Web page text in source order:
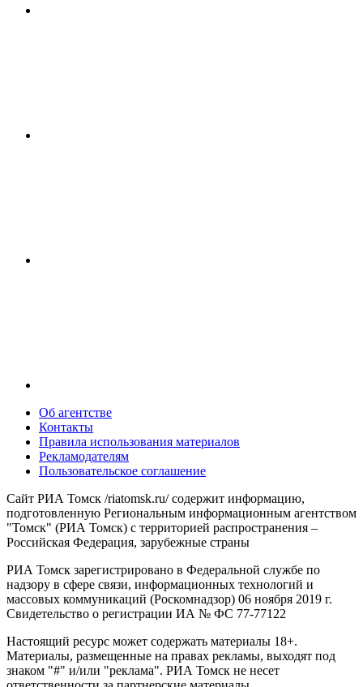
Об агентстве
Контакты
Правила использования материалов
Рекламодателям
Пользовательское соглашение
Сайт РИА Томск /riatomsk.ru/ содержит информацию,
подготовленную Региональным информационным агентством
"Томск" (РИА Томск) с территорией распространения –
Российская Федерация, зарубежные страны
РИА Томск зарегистрировано в Федеральной службе по
надзору в сфере связи, информационных технологий и
массовых коммуникаций (Роскомнадзор) 06 ноября 2019 г.
Свидетельство о регистрации ИА № ФС 77-77122
Настоящий ресурс может содержать материалы 18+.
Материалы, размещенные на правах рекламы, выходят под
знаком "#" и/или "реклама". РИА Томск не несет